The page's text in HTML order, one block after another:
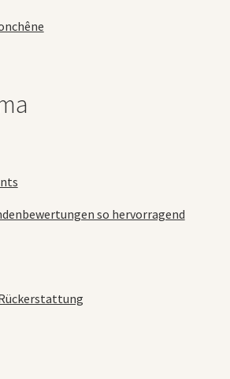
so hervorragend